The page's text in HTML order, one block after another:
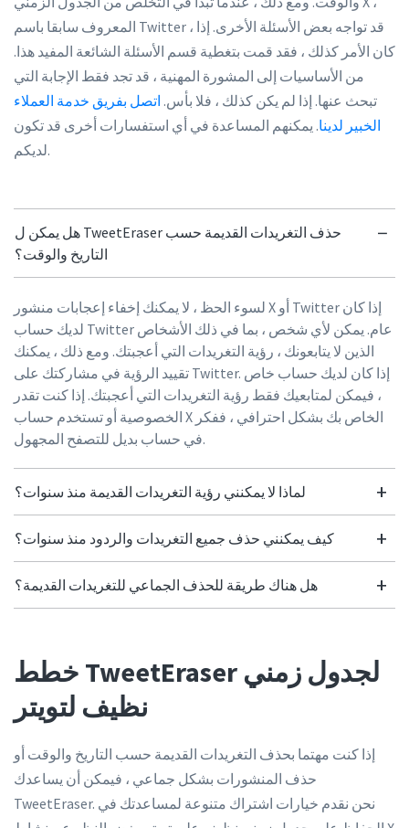
المعروف سابقا باسم Twitter ، قد تواجه بعض الأسئلة الأخرى. إذا
كان الأمر كذلك ، فقد قمت بتغطية قسم الأسئلة الشائعة المفيد هذا.
من الأساسيات إلى المشورة المهنية ، قد تجد فقط الإجابة التي
تبحث عنها. إذا لم يكن كذلك ، فلا بأس. اتصل بفريق خدمة العملاء
الخبير لدينا. يمكنهم المساعدة في أي استفسارات أخرى قد تكون
لديكم.
هل يمكن ل TweetEraser حذف التغريدات القديمة حسب
التاريخ والوقت؟
لسوء الحظ ، لا يمكنك إخفاء إعجابات منشور X أو Twitter إذا كان
لديك حساب Twitter عام. يمكن لأي شخص ، بما في ذلك الأشخاص
الذين لا يتابعونك ، رؤية التغريدات التي أعجبتك. ومع ذلك ، يمكنك
تقييد الرؤية في مشاركتك على Twitter. إذا كان لديك حساب خاص
، فيمكن لمتابعيك فقط رؤية التغريدات التي أعجبتك. إذا كنت تقدر
الخصوصية أو تستخدم حساب X الخاص بك بشكل احترافي ، ففكر
في حساب بديل للتصفح المجهول.
لماذا لا يمكنني رؤية التغريدات القديمة منذ سنوات؟
كيف يمكنني حذف جميع التغريدات والردود منذ سنوات؟
هل هناك طريقة للحذف الجماعي للتغريدات القديمة؟
خطط TweetEraser لجدول زمني
نظيف لتويتر
إذا كنت مهتما بحذف التغريدات القديمة حسب التاريخ والوقت أو
حذف المنشورات بشكل جماعي ، فيمكن أن يساعدك
TweetEraser. نحن نقدم خيارات اشتراك متنوعة لمساعدتك في